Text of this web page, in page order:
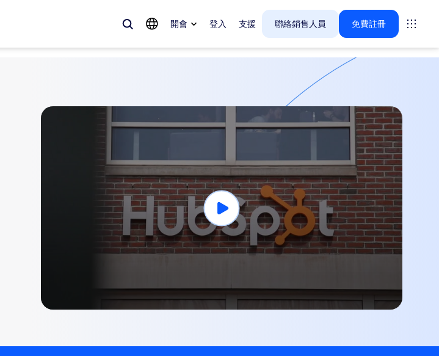
開會 登入 支援 聯絡銷售人員 免費註冊
Meetings
Rooms
Canvas
客戶體驗深入解析